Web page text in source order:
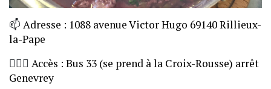
📫 Adresse : 1088 avenue Victor Hugo 69140 Rillieux-
la-Pape
🏃🏼‍♀️ Accès : Bus 33 (se prend à la Croix-Rousse) arrêt
Genevrey